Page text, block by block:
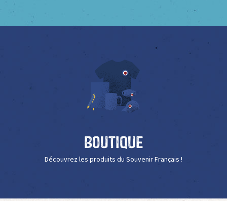
Boutique
Découvrez les produits du Souvenir Français !